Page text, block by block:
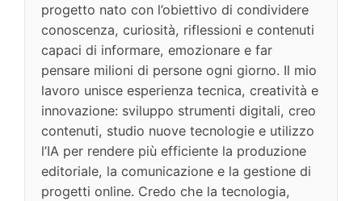
progetto nato con l’obiettivo di condividere
conoscenza, curiosità, riflessioni e contenuti
capaci di informare, emozionare e far
pensare milioni di persone ogni giorno. Il mio
lavoro unisce esperienza tecnica, creatività e
innovazione: sviluppo strumenti digitali, creo
contenuti, studio nuove tecnologie e utilizzo
l’IA per rendere più efficiente la produzione
editoriale, la comunicazione e la gestione di
progetti online. Credo che la tecnologia,